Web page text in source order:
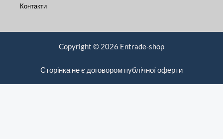
Контакти
Copyright © 2026 Entrade-shop
Сторінка не є договором публічної оферти